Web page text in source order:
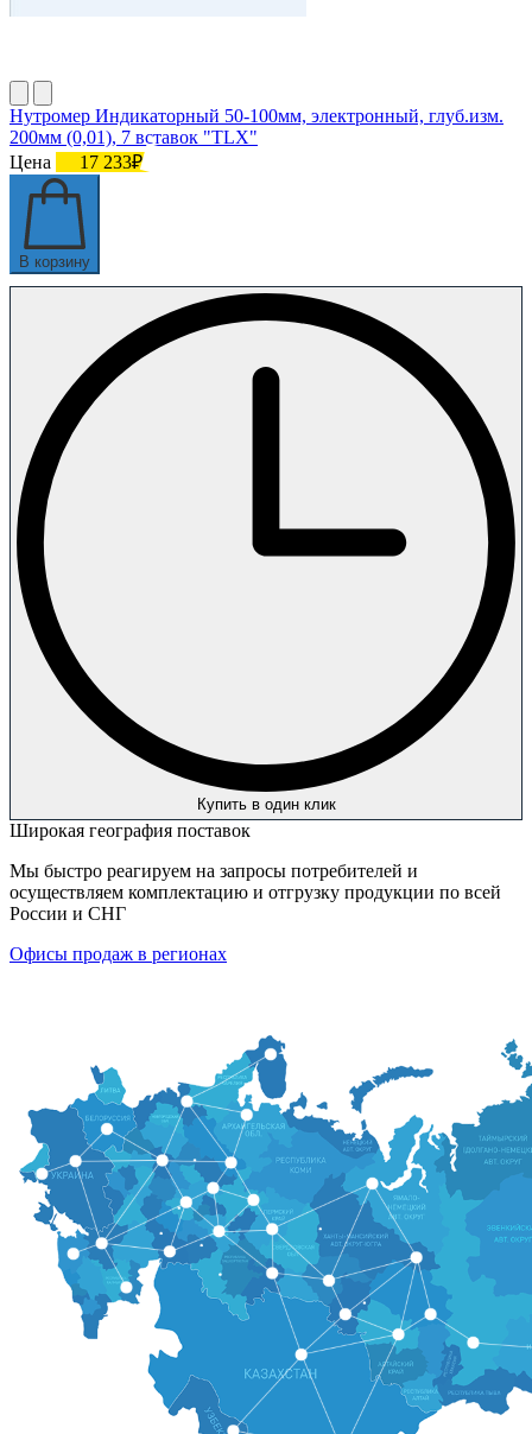
Нутромер Индикаторный 50-100мм, электронный, глуб.изм.
200мм (0,01), 7 вставок "TLX"
Цена
17 233₽
В корзину
Купить в один клик
Широкая география поставок
Мы быстро реагируем на запросы потребителей и
осуществляем комплектацию и отгрузку продукции по всей
России и СНГ
Офисы продаж в регионах